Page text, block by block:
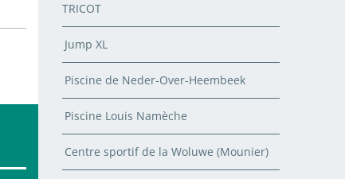
TRICOT
Jump XL
Piscine de Neder-Over-Heembeek
Piscine Louis Namèche
Centre sportif de la Woluwe (Mounier)